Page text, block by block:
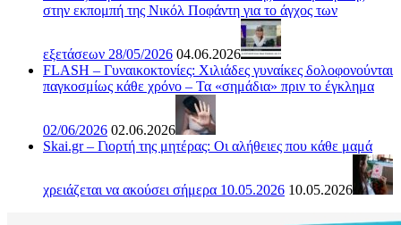
στην εκπομπή της Νικόλ Ποφάντη για το άγχος των
εξετάσεων 28/05/2026 04.06.2026
FLASH – Γυναικοκτονίες: Χιλιάδες γυναίκες δολοφονούνται
παγκοσμίως κάθε χρόνο – Τα «σημάδια» πριν το έγκλημα
02/06/2026 02.06.2026
Skai.gr – Γιορτή της μητέρας: Οι αλήθειες που κάθε μαμά
χρειάζεται να ακούσει σήμερα 10.05.2026 10.05.2026